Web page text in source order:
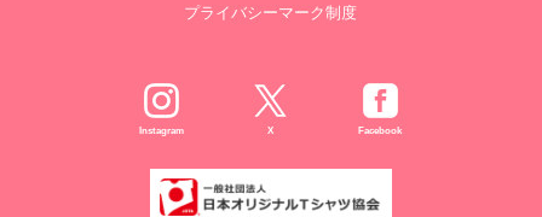
プライバシーマーク制度
Instagram X Facebook